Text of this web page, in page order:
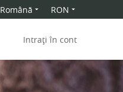
Română RON
Intrați în cont